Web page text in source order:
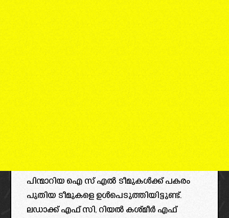
പിന്മാറിയ ഐ സ് എൽ ടീമുകൾക്ക് പകരം
പുതിയ ടീമുകളെ ഉൾപെടുത്തിയിട്ടുണ്ട്.
ലഡാക്ക് എഫ് സി, റിയൽ കശ്മീർ എഫ്